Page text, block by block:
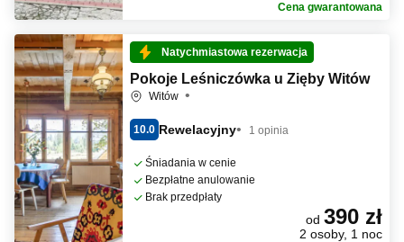
Cena gwarantowana
Natychmiastowa rezerwacja
Pokoje Leśniczówka u Zięby Witów
Witów
10.0 Rewelacyjny 1 opinia
Śniadania w cenie
Bezpłatne anulowanie
Brak przedpłaty
od 390 zł
2 osoby, 1 noc